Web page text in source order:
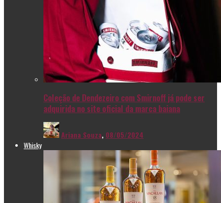
Coleção de Dendezeiro com Smirnoff já pode ser
adquirida no site oficial da marca baiana
Ariana Souza, 08/05/2024
Whisky